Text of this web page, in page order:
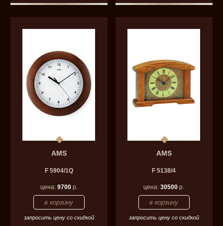
AMS
F 5904/1Q
цена: 9700р.
запросить цену со скидкой
AMS
F 5138/4
цена:30500 р.
запросить цену со скидкой